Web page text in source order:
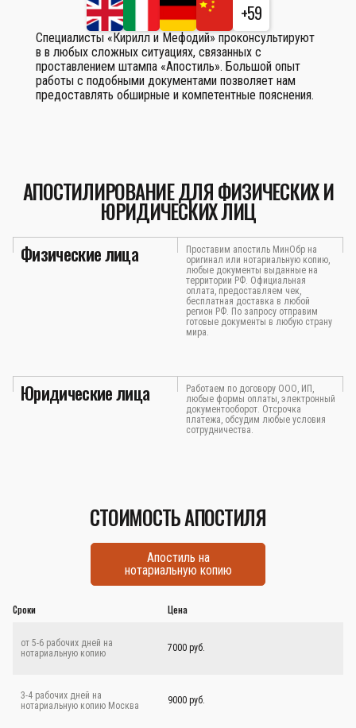
+59
Специалисты «Кирилл и Мефодий» проконсультируют
в в любых сложных ситуациях, связанных с
проставлением штампа «Апостиль». Большой опыт
работы с подобными документами позволяет нам
предоставлять обширные и компетентные пояснения.
АПОСТИЛИРОВАНИЕ ДЛЯ ФИЗИЧЕСКИХ И
ЮРИДИЧЕСКИХ ЛИЦ
Физические лица
Проставим апостиль МинОбр на
оригинал или нотариальную копию,
любые документы выданные на
территории РФ. Официальная
оплата, предоставляем чек,
бесплатная доставка в любой
регион РФ. По запросу отправим
готовые документы в любую страну
мира.
Юридические лица
Работаем по договору ООО, ИП,
любые формы оплаты, электронный
документооборот. Отсрочка
платежа, обсудим любые условия
сотрудничества.
СТОИМОСТЬ АПОСТИЛЯ
Апостиль на
нотариальную копию
Сроки Цена
от 5-6 рабочих дней на
нотариальную копию
7000 руб.
3-4 рабочих дней на
нотариальную копию Москва
9000 руб.